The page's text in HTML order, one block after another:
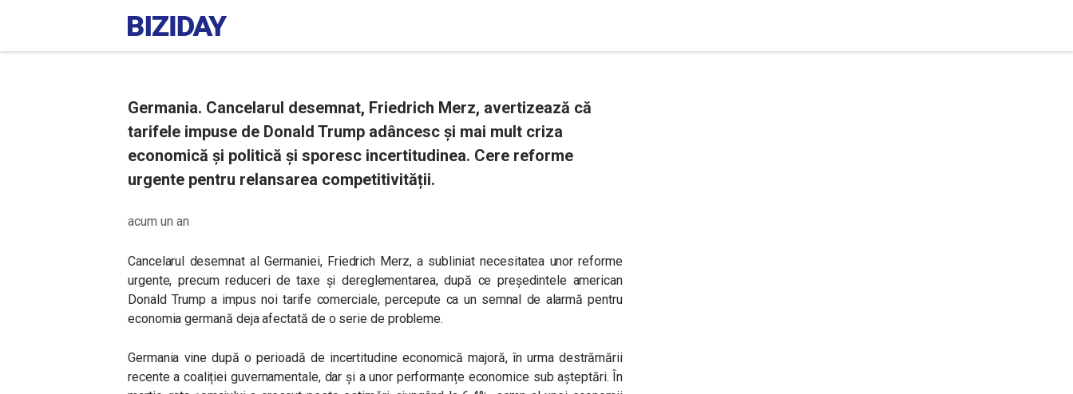
Germania. Cancelarul desemnat, Friedrich Merz, avertizează că
tarifele impuse de Donald Trump adâncesc și mai mult criza
economică și politică și sporesc incertitudinea. Cere reforme
urgente pentru relansarea competitivității.
acum un an
Cancelarul desemnat al Germaniei, Friedrich Merz, a subliniat necesitatea unor reforme
urgente, precum reduceri de taxe și dereglementarea, după ce președintele american
Donald Trump a impus noi tarife comerciale, percepute ca un semnal de alarmă pentru
economia germană deja afectată de o serie de probleme.
Germania vine după o perioadă de incertitudine economică majoră, în urma destrămării
recente a coaliției guvernamentale, dar și a unor performanțe economice sub așteptări. În